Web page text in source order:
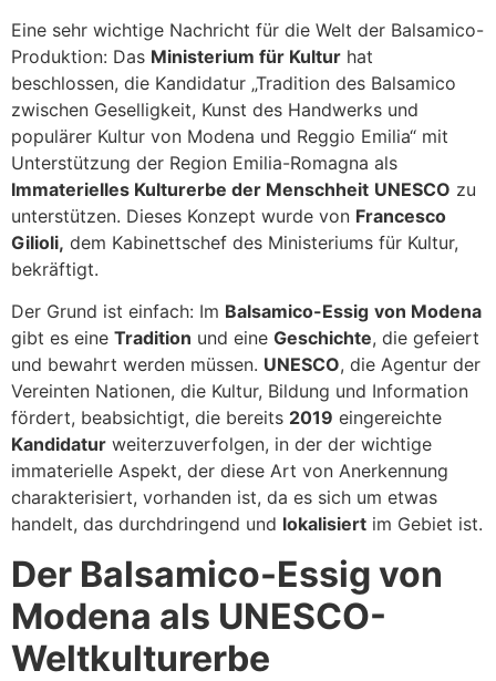
Eine sehr wichtige Nachricht für die Welt der Balsamico-
Produktion: Das Ministerium für Kultur hat
beschlossen, die Kandidatur „Tradition des Balsamico
zwischen Geselligkeit, Kunst des Handwerks und
populärer Kultur von Modena und Reggio Emilia“ mit
Unterstützung der Region Emilia-Romagna als
Immaterielles Kulturerbe der Menschheit UNESCO zu
unterstützen. Dieses Konzept wurde von Francesco
Gilioli, dem Kabinettschef des Ministeriums für Kultur,
bekräftigt.
Der Grund ist einfach: Im Balsamico-Essig von Modena
gibt es eine Tradition und eine Geschichte, die gefeiert
und bewahrt werden müssen. UNESCO, die Agentur der
Vereinten Nationen, die Kultur, Bildung und Information
fördert, beabsichtigt, die bereits 2019 eingereichte
Kandidatur weiterzuverfolgen, in der der wichtige
immaterielle Aspekt, der diese Art von Anerkennung
charakterisiert, vorhanden ist, da es sich um etwas
handelt, das durchdringend und lokalisiert im Gebiet ist.
Der Balsamico-Essig von
Modena als UNESCO-
Weltkulturerbe